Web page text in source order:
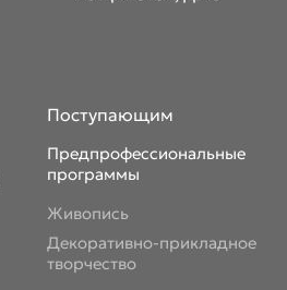
Поступающим
Предпрофессиональные
программы
Живопись
Декоративно-прикладное
творчество